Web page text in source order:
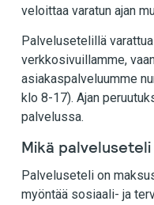
veloittaa varatun ajan
Palvelusetelillä
verkkosivuillamme,
asiakaspalveluumme
klo 8-17). Ajan
palvelussa.
Mikä
Palveluseteli on
myöntää sosiaali- ja